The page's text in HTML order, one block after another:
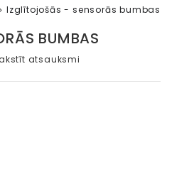
Izglītojošās - sensorās bumbas
BUMBAS
atsauksmi